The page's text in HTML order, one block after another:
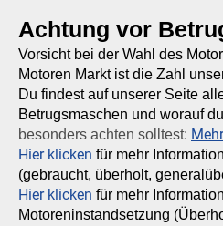
Achtung vor
Vorsicht bei der Wahl des
Motoren Markt ist die Zahl
Du findest auf unserer Seite
Betrugsmaschen und worauf
besonders achten solltest:
Hier klicken für mehr
(gebraucht, überholt,
Hier klicken für mehr
Motoreninstandsetzung